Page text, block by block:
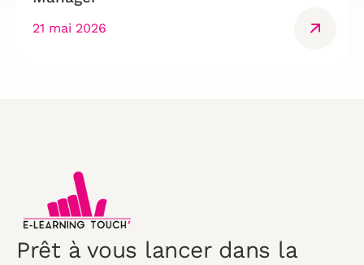
21 mai 2026
Prêt à vous lancer dans la